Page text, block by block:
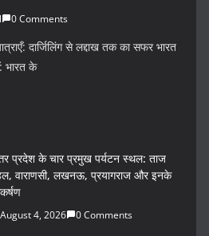
0 Comments
दार्जिलिंग से लद्दाख तक का सफर भारत
भारत के
प्रदेश के चार प्रमुख पर्यटन स्थल: ताज
वाराणसी, लखनऊ, प्रयागराज और इनके
August 4, 2026 0 Comments